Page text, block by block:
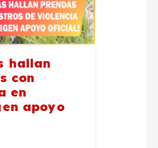
hallan
con
en
apoyo